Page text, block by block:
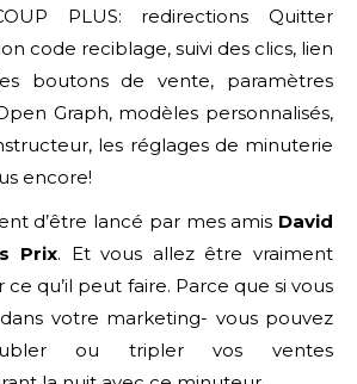
PLUS: redirections Quitter
code reciblage, suivi des clics, lien
boutons de vente, paramètres
Graph, modèles personnalisés,
les réglages de minuterie
encore!
d’être lancé par mes amis David
Prix. Et vous allez être vraiment
qu’il peut faire. Parce que si vous
votre marketing- vous pouvez
ou tripler vos ventes